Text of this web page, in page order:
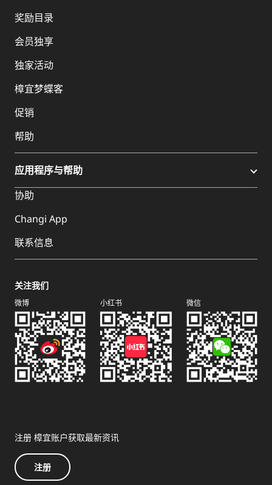
奖励目录
会员独享
独家活动
樟宜梦蝶客
促销
帮助
应用程序与帮助
协助
Changi App
联系信息
关注我们
微博 小红书 微信
注册 樟宜账户获取最新资讯
注册